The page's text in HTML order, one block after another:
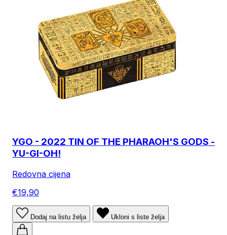
YGO - 2022 TIN OF THE PHARAOH'S GODS -
YU-GI-OH!
Redovna cijena
€19,90
Dodaj na listu želja Ukloni s liste želja